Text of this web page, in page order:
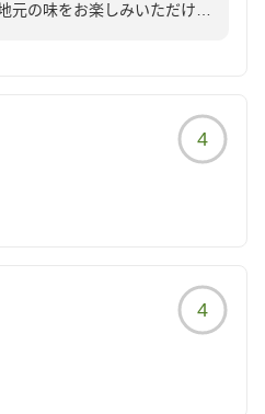
元の味をお楽しみいただけた
4
4